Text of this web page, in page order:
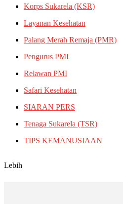
Korps Sukarela (KSR)
Layanan Kesehatan
Palang Merah Remaja (PMR)
Pengurus PMI
Relawan PMI
Safari Kesehatan
SIARAN PERS
Tenaga Sukarela (TSR)
TIPS KEMANUSIAAN
Lebih